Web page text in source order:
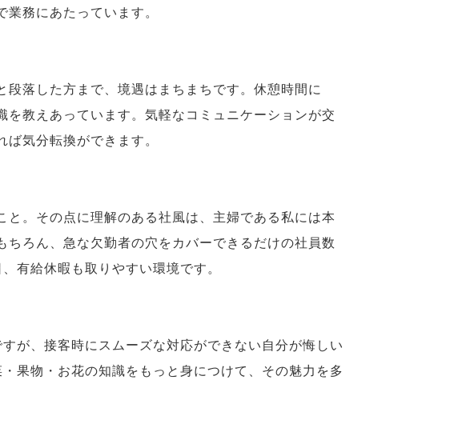
務にあたっています。
落した方まで、境遇はまちまちです。休憩時間に
教えあっています。気軽なコミュニケーションが交
気分転換ができます。
。その点に理解のある社風は、主婦である私には本
ろん、急な欠勤者の穴をカバーできるだけの社員数
有給休暇も取りやすい環境です。
が、接客時にスムーズな対応ができない自分が悔しい
果物・お花の知識をもっと身につけて、その魅力を多